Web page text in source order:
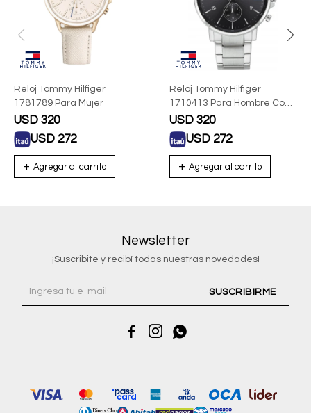
Reloj Tommy Hilfiger
1781789 Para Mujer
USD 320
USD 272
Reloj Tommy Hilfiger
1710413 Para Hombre Con
Correa De Acero
USD 320
USD 272
Newsletter
¡Suscribite y recibí todas nuestras novedades!
SUSCRIBIRME
  